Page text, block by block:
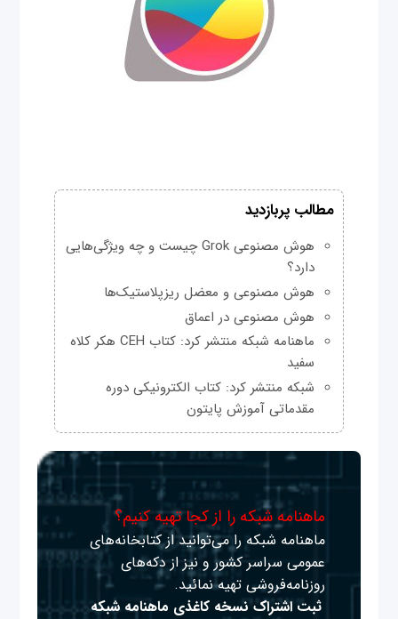
مطالب پربازدید
هوش مصنوعی Grok چیست و چه ویژگی‌هایی
دارد؟
هوش مصنوعی و معضل ریزپلاستیک‌ها
هوش مصنوعی در اعماق
ماهنامه شبکه منتشر کرد: کتاب CEH هکر کلاه
سفید
شبکه منتشر کرد: کتاب الکترونیکی دوره
مقدماتی آموزش پایتون
ماهنامه شبکه را از کجا تهیه کنیم؟
ماهنامه شبکه را می‌توانید از کتابخانه‌های
عمومی سراسر کشور و نیز از دکه‌های
روزنامه‌فروشی تهیه نمائید.
ثبت اشتراک نسخه کاغذی ماهنامه شبکه